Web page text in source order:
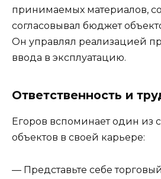
принимаемых материалов,
согласовывал бюджет
Он управлял реализацией
ввода в эксплуатацию.
Ответственность и
Егоров вспоминает один из
объектов в своей карьере:
— Представьте себе